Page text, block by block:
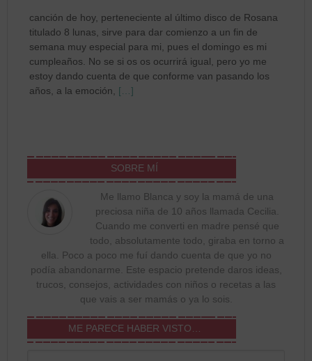
canción de hoy, perteneciente al último disco de Rosana
titulado 8 lunas, sirve para dar comienzo a un fin de
semana muy especial para mi, pues el domingo es mi
cumpleaños. No se si os os ocurrirá igual, pero yo me
estoy dando cuenta de que conforme van pasando los
años, a la emoción,
[…]
SOBRE MÍ
Me llamo Blanca y soy la mamá de una
preciosa niña de 10 años llamada Cecilia.
Cuando me converti en madre pensé que
todo, absolutamente todo, giraba en torno a
ella. Poco a poco me fuí dando cuenta de que yo no
podía abandonarme. Este espacio pretende daros ideas,
trucos, consejos, actividades con niños o recetas a las
que vais a ser mamás o ya lo sois.
ME PARECE HABER VISTO…